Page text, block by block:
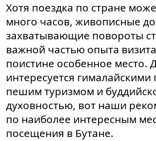
Хотя поездка по стране
много часов, живописные
захватывающие повороты
важной частью опыта
поистине особенное место.
интересуется
пешим туризмом и
духовностью, вот наши
по наиболее интересным
посещения в Бутане.